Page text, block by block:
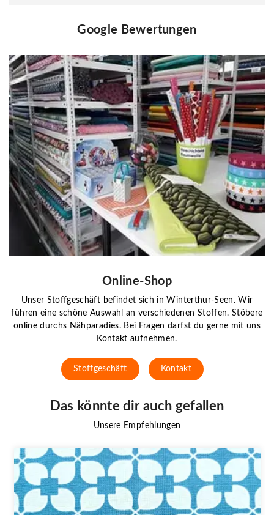
Google Bewertungen
Online-Shop
Unser Stoffgeschäft befindet sich in Winterthur-Seen. Wir
führen eine schöne Auswahl an verschiedenen Stoffen. Stöbere
online durchs Nähparadies. Bei Fragen darfst du gerne mit uns
Kontakt aufnehmen.
Stoffgeschäft Kontakt
Das könnte dir auch gefallen
Unsere Empfehlungen